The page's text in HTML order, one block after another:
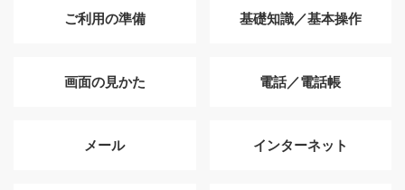
ご利用の準備 基礎知識／基本操作
画面の見かた 電話／電話帳
メール インターネット